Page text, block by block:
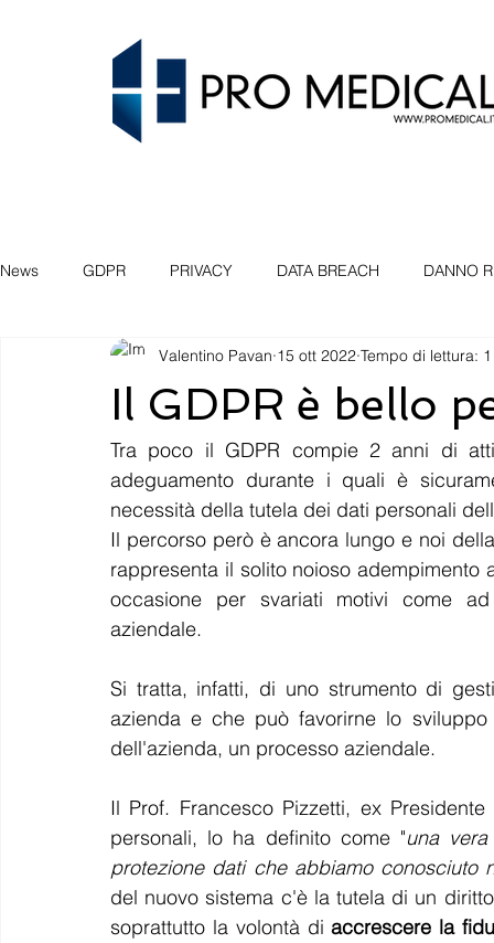
News GDPR PRIVACY DATA BREACH DANNO
SEMINARIO VENEZIA PADOVA BELLUNO
COMPLIANCE PROATTIVA OBLIO
INFORMATIVA PANORAMA SUCCESSO
VIOLAZIONE DATI
Il GDPR è bello
Valentino Pavan 15 ott 2022 Tempo di lettura:
Tra poco il GDPR compie 2 anni di
adeguamento durante i quali è
necessità della tutela dei dati personali
Il percorso però è ancora lungo e noi
rappresenta il solito noioso
occasione per svariati motivi come
aziendale.
Si tratta, infatti, di uno strumento di
azienda e che può favorirne lo
dell'azienda, un processo aziendale.
Il Prof. Francesco Pizzetti, ex
personali, lo ha definito come "una
protezione dati che abbiamo conosciuto
del nuovo sistema c'è la tutela di un
soprattutto la volontà di accrescere la